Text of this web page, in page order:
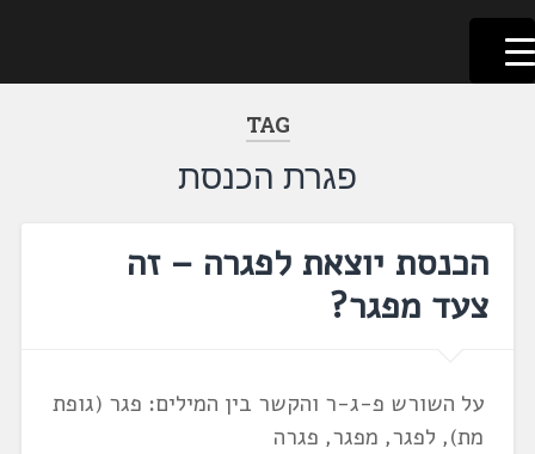
דלג
לתוכן
לשוניאדה
עברית. לשון. שפה
TAG
פגרת הכנסת
הכנסת יוצאת לפגרה – זה
צעד מפגר?
על השורש פ-ג-ר והקשר בין המילים: פגר (גופת
מת), לפגר, מפגר, פגרה